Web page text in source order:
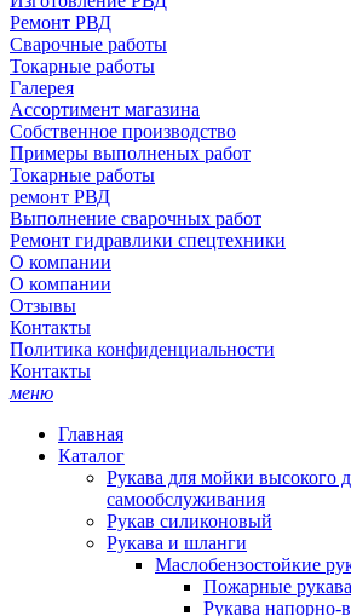
Ремонт РВД
Сварочные работы
Токарные работы
Галерея
Ассортимент магазина
Собственное производство
Примеры выполненых работ
Токарные работы
ремонт РВД
Выполнение сварочных работ
Ремонт гидравлики спецтехники
О компании
О компании
Отзывы
Контакты
Политика конфиденциальности
Контакты
меню
Главная
Каталог
Рукава для мойки высокого
самообслуживания
Рукав силиконовый
Рукава и шланги
Маслобензостойкие
Пожарные рукава
Рукава